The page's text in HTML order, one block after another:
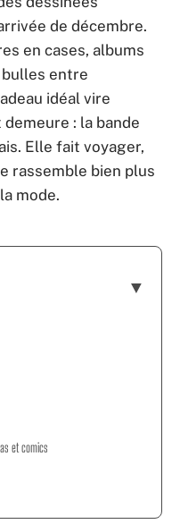
de décembre.
en cases, albums
entre
idéal vire
: la bande
Elle fait voyager,
rassemble bien plus
mode.
et comics